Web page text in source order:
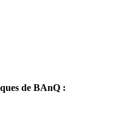
de BAnQ :